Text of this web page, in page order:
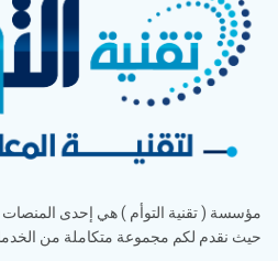
مؤسسة ( تقنية التوأم ) هي إحدى المنصات
حيث نقدم لكم مجموعة متكاملة من